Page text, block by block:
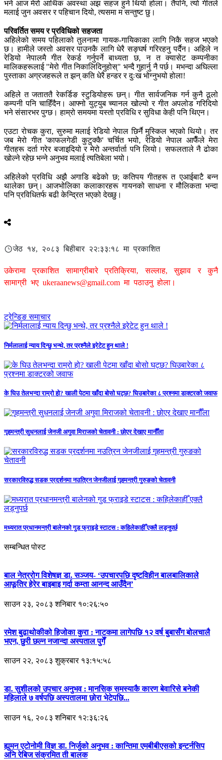
भने आज मेरो आर्थिक अवस्था अझ सहज हुने थियो होला। तैपनि, त्यो गीतले
मलाई जुन अवसर र पहिचान दियो, त्यसमा म सन्तुष्ट छु।
परिवर्तित समय र प्रविधिको सहजता
अहिलेको समय पहिलाको तुलनामा गायक-गायिकाका लागि निकै सहज भएको
छ। हामीले जस्तो अवसर पाउनकै लागि धेरै सङ्घर्ष गरिरहनु पर्दैन। अहिले न
रेडियो नेपालमै गीत रेकर्ड गर्नुपर्ने बाध्यता छ, न त क्यासेट कम्पनीका
मालिकहरूलाई "मेरो गीत निकालिदिनुहोस्" भन्दै गुहार्नु नै पर्छ। मभन्दा अघिल्ला
पुस्ताका अग्रजहरूले त झन् कति धेरै हन्डर र दुःख भोग्नुभयो होला!
अहिले त जताततै रेकर्डिङ स्टुडियोहरू छन्। गीत सार्वजनिक गर्न कुनै ठूलो
कम्पनी पनि चाहिँदैन। आफ्नो युट्युब च्यानल खोल्यो र गीत अपलोड गरिदियो
भने संसारभर पुग्छ। हाम्रो समयमा यस्तो प्रविधि र सुविधा केही पनि थिएन।
एउटा रोचक कुरा, सुरुमा मलाई रेडियो नेपाल छिर्नै मुस्किल भएको थियो। तर
जब मेरो गीत 'काफलगेडी कुटुक्कै' चर्चित भयो, रेडियो नेपाल आफैँले मेरा
गीतहरू दर्ता गरेर बजाइदियो र मेरो अन्तर्वार्ता पनि लियो। सफलताले नै ढोका
खोल्ने रहेछ भन्ने अनुभव मलाई त्यतिबेला भयो।
अहिलेको प्रविधि अझै अगाडि बढेको छ; कतिपय गीतहरू त एआईबाटै बन्न
थालेका छन्। आजभोलिका कलाकारहरू गायनको साधना र मौलिकता भन्दा
पनि प्रविधितर्फ बढी केन्द्रित भएको देख्छु।
जेठ १४, २०८३ बिहीबार २२:३३:१८ मा प्रकाशित
उकेरामा प्रकाशित सामाग्रीबारे प्रतिक्रिया, सल्लाह, सुझाव र कुनै
सामाग्री भए ukeraanews@gmail.com मा पठाउनु होला।
ट्रेन्डिङ समाचार
निर्मलालाई न्याय दिन्छु भन्थे, तर प्रश्नैले इरेटेट हुन थाले !
के घिउ तेलभन्दा राम्रो हो? खाली पेटमा खाँदा बोसो घट्छ? घिउबारेका ८ प्रश्नमा डाक्टरको जवाफ
गृहमन्त्री सुधनलाई जेनजी अगुवा मिराजको चेतावनी : छोएर देखाए मानौँला
सरकारविरुद्ध सडक प्रदर्शनमा नउत्रिन जेनजीलाई गृहमन्त्री गुरुङको चेतावनी
मध्यरात प्रधानमन्त्री बालेनको गुड फ्राइडे स्टाटस : कहिलेकाहीँ एक्लै लड्नुपर्छ
सम्बन्धित पोस्ट
बाल नेत्ररोग विशेषज्ञ डा. सञ्जय- ‘उपचारपछि दृष्टविहीन बालबालिकाले
आफूतिर हेरेर बाइबाइ गर्दा कम्ता आनन्द आउँदैन’
साउन २३, २०८३ शनिबार १०:२६:५०
रमेश बुढाथोकीको हिजोका कुरा : नाटकमा लागेपछि १२ वर्ष बुबासँग बोलचालै
भएन, छुरी छल्न नजान्दा अस्पताल पुगेँ
साउन २२, २०८३ शुक्रबार १३:१५:५८
डा. सुशीलको उपचार अनुभव : मानसिक समस्याकै कारण बेवारिसे बनेकी
महिलाले ७ वर्षपछि अस्पतालमा छोरा भेटेपछि...
साउन १६, २०८३ शनिबार १२:३६:२६
ह्युमन एटोनोमी विज्ञ डा. निर्जुको अनुभव : कान्तिमा एमबीबीएसको इन्टर्नसिप
अनि रेबिज संक्रमित ती बालक